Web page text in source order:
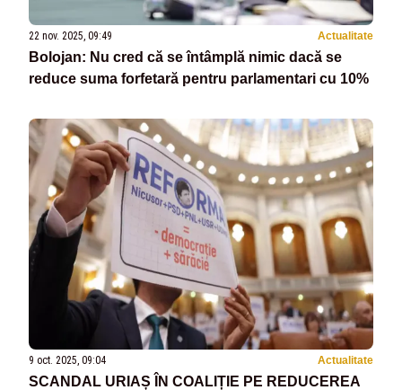
22 nov. 2025, 09:49 Actualitate
Bolojan: Nu cred că se întâmplă nimic dacă se
reduce suma forfetară pentru parlamentari cu 10%
9 oct. 2025, 09:04 Actualitate
SCANDAL URIAȘ ÎN COALIȚIE PE REDUCEREA